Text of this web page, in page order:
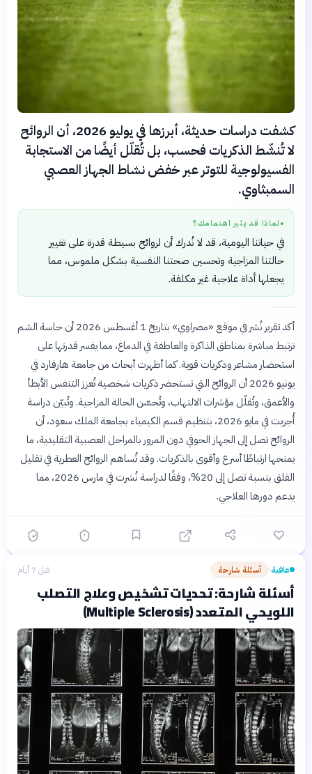
كشفت دراسات حديثة، أبرزها في يوليو 2026، أن الروائح
لا تُنشّط الذكريات فحسب، بل تُقلّل أيضًا من الاستجابة
الفسيولوجية للتوتر عبر خفض نشاط الجهاز العصبي
السمبثاوي.
● لماذا قد يثير اهتمامك؟
في حياتنا اليومية، قد لا نُدرك أن لروائح بسيطة قدرة على تغيير
حالتنا المزاجية وتحسين صحتنا النفسية بشكل ملموس، مما
يجعلها أداة علاجية غير مكلفة.
أكد تقرير نُشر في موقع «مصراوي» بتاريخ 1 أغسطس 2026 أن حاسة الشم
ترتبط مباشرة بمناطق الذاكرة والعاطفة في الدماغ، مما يفسر قدرتها على
استحضار مشاعر وذكريات قوية. كما أظهرت أبحاث من جامعة هارفارد في
يونيو 2026 أن الروائح التي تستحضر ذكريات شخصية تُعزز التنفس الأبطأ
والأعمق، وتُقلّل مؤشرات الالتهاب، وتُحسّن الحالة المزاجية. وتُبيّن دراسة
أُجريت في مايو 2026، بتنظيم قسم الكيمياء بجامعة الملك سعود، أن
الروائح تصل إلى الجهاز الحوفي دون المرور بالمراحل العصبية التقليدية، ما
يمنحها ارتباطًا أسرع وأقوى بالذكريات. وقد تُساهم الروائح العطرية في تقليل
القلق بنسبة تصل إلى 20%، وفقًا لدراسة نُشرت في مارس 2026، مما
يدعم دورها العلاجي.
عافية› أسئلة شارحة قبل 7 أيام
أسئلة شارحة: تحديات تشخيص وعلاج التصلب
اللويحي المتعدد (Multiple Sclerosis)